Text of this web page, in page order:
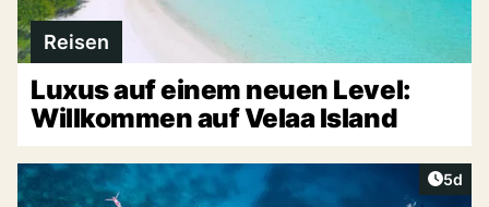
Reisen
Luxus auf einem neuen Level:
Willkommen auf Velaa Island
5d